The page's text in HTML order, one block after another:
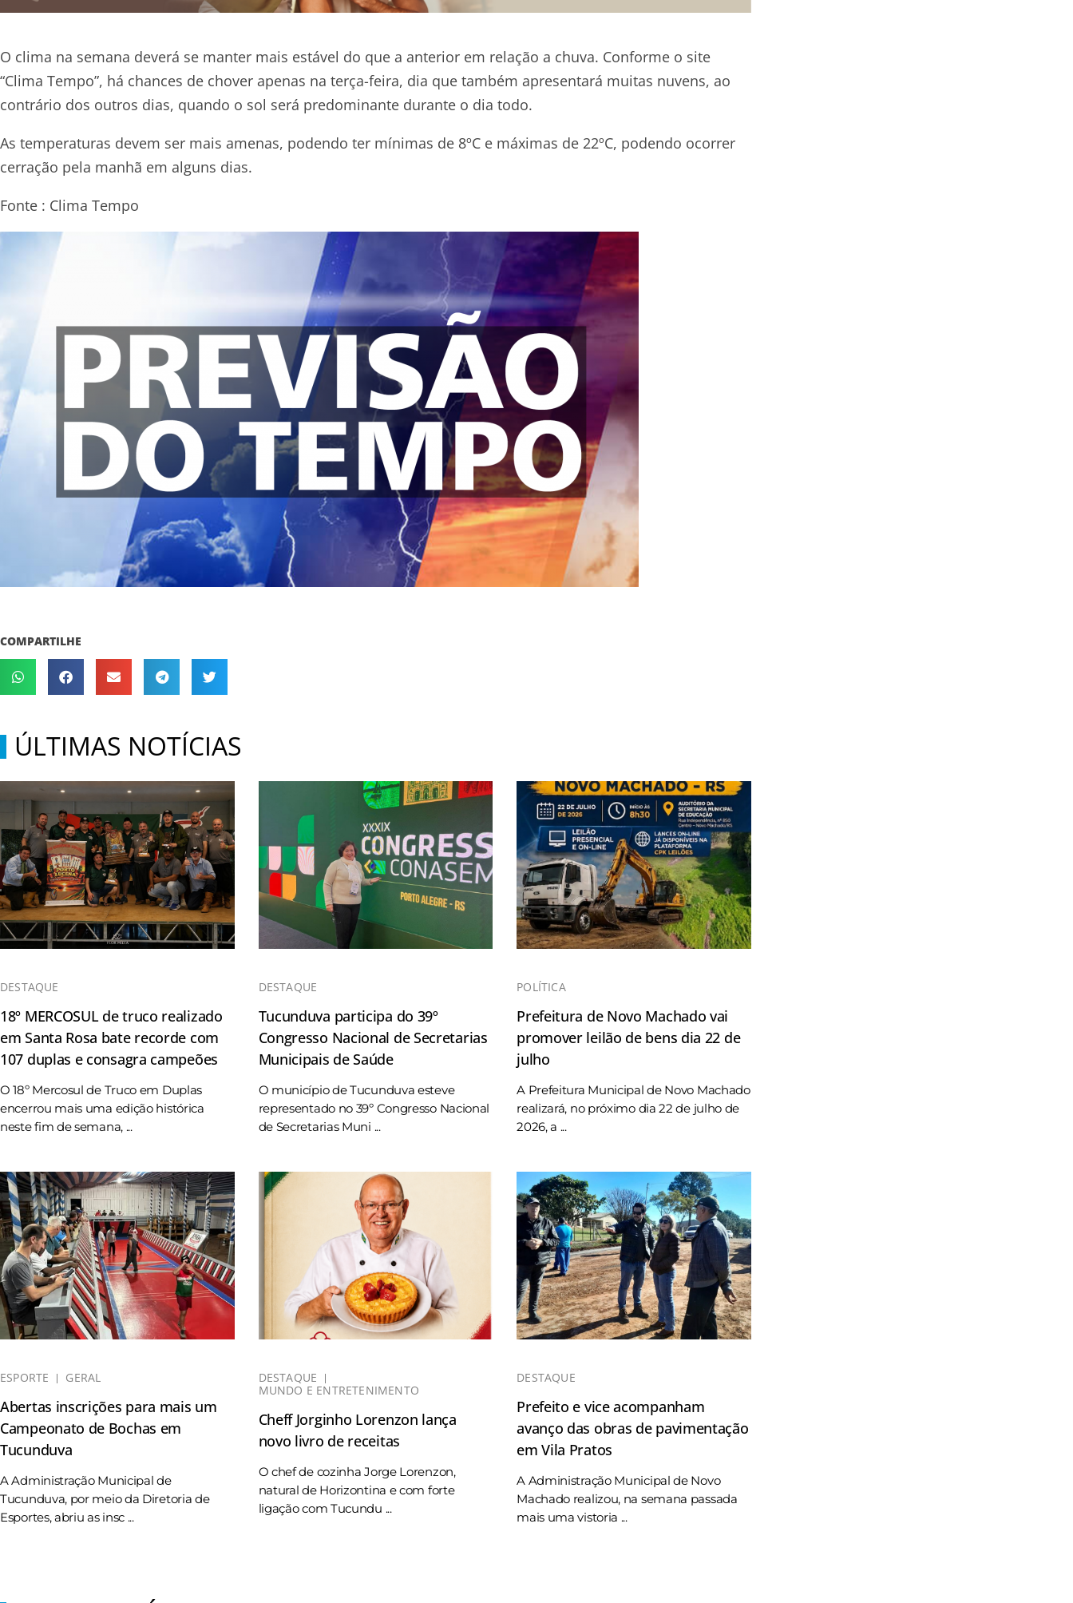
O clima na semana deverá se manter mais estável do que a anterior em relação a chuva. Conforme o site
“Clima Tempo”, há chances de chover apenas na terça-feira, dia que também apresentará muitas nuvens, ao
contrário dos outros dias, quando o sol será predominante durante o dia todo.
As temperaturas devem ser mais amenas, podendo ter mínimas de 8ºC e máximas de 22ºC, podendo ocorrer
cerração pela manhã em alguns dias.
Fonte : Clima Tempo
COMPARTILHE
ÚLTIMAS NOTÍCIAS
DESTAQUE
18º MERCOSUL de truco realizado
em Santa Rosa bate recorde com
107 duplas e consagra campeões
O 18º Mercosul de Truco em Duplas
encerrou mais uma edição histórica
neste fim de semana, ...
DESTAQUE
Tucunduva participa do 39º
Congresso Nacional de Secretarias
Municipais de Saúde
O município de Tucunduva esteve
representado no 39º Congresso Nacional
de Secretarias Muni ...
POLÍTICA
Prefeitura de Novo Machado vai
promover leilão de bens dia 22 de
julho
A Prefeitura Municipal de Novo Machado
realizará, no próximo dia 22 de julho de
2026, a ...
ESPORTE GERAL
Abertas inscrições para mais um
Campeonato de Bochas em
Tucunduva
A Administração Municipal de
Tucunduva, por meio da Diretoria de
Esportes, abriu as insc ...
DESTAQUE
MUNDO E ENTRETENIMENTO
Cheff Jorginho Lorenzon lança
novo livro de receitas
O chef de cozinha Jorge Lorenzon,
natural de Horizontina e com forte
ligação com Tucundu ...
DESTAQUE
Prefeito e vice acompanham
avanço das obras de pavimentação
em Vila Pratos
A Administração Municipal de Novo
Machado realizou, na semana passada
mais uma vistoria ...